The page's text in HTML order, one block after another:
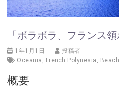
「ボラボラ、フランス領
1年1月1日
投稿者
Oceania , French Polynesia , Beach
概要